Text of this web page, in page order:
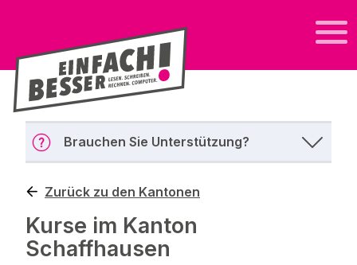
Brauchen Sie Unterstützung?
Zurück zu den Kantonen
Kurse im Kanton
Schaffhausen